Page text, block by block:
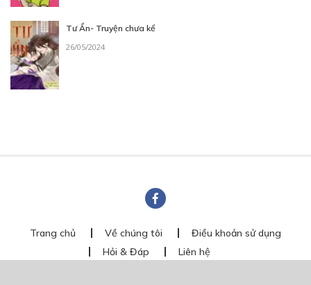
Tư Ẩn- Truyện chưa kể
26/05/2024
Trang chủ Về chúng tôi
Điều khoản sử dụng
Hỏi & Đáp
Liên hệ